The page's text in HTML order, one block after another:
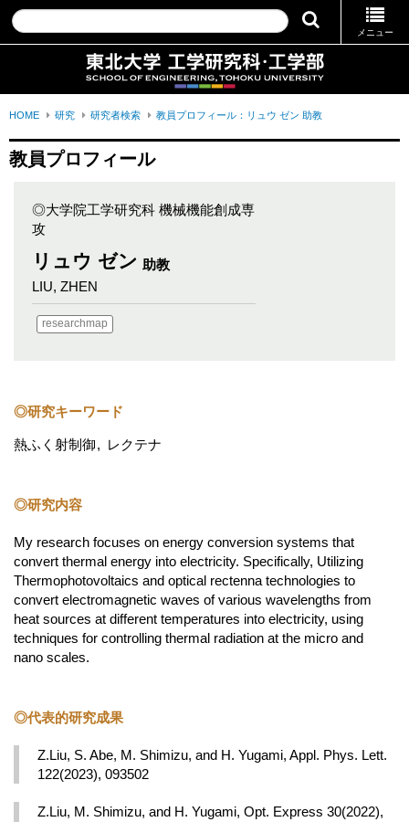
メニュー
HOME 研究 研究者検索 教員プロフィール：リュウ ゼン 助教
教員プロフィール
◎大学院工学研究科 機械機能創成専
攻
リュウ ゼン 助教
LIU, ZHEN
researchmap
◎研究キーワード
熱ふく射制御 レクテナ
◎研究内容
My research focuses on energy conversion systems that
convert thermal energy into electricity. Specifically, Utilizing
Thermophotovoltaics and optical rectenna technologies to
convert electromagnetic waves of various wavelengths from
heat sources at different temperatures into electricity, using
techniques for controlling thermal radiation at the micro and
nano scales.
◎代表的研究成果
Z.Liu, S. Abe, M. Shimizu, and H. Yugami, Appl. Phys. Lett.
122(2023), 093502
Z.Liu, M. Shimizu, and H. Yugami, Opt. Express 30(2022),